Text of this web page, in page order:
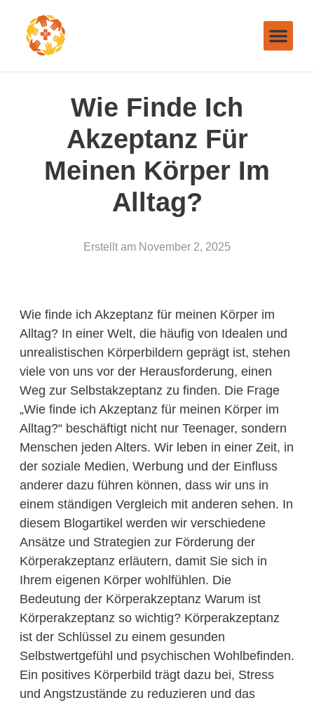
Wie Finde Ich
Akzeptanz Für
Meinen Körper Im
Alltag?
Erstellt am November 2, 2025
Wie finde ich Akzeptanz für meinen Körper im
Alltag? In einer Welt, die häufig von Idealen und
unrealistischen Körperbildern geprägt ist, stehen
viele von uns vor der Herausforderung, einen
Weg zur Selbstakzeptanz zu finden. Die Frage
„Wie finde ich Akzeptanz für meinen Körper im
Alltag?“ beschäftigt nicht nur Teenager, sondern
Menschen jeden Alters. Wir leben in einer Zeit, in
der soziale Medien, Werbung und der Einfluss
anderer dazu führen können, dass wir uns in
einem ständigen Vergleich mit anderen sehen. In
diesem Blogartikel werden wir verschiedene
Ansätze und Strategien zur Förderung der
Körperakzeptanz erläutern, damit Sie sich in
Ihrem eigenen Körper wohlfühlen. Die
Bedeutung der Körperakzeptanz Warum ist
Körperakzeptanz so wichtig? Körperakzeptanz
ist der Schlüssel zu einem gesunden
Selbstwertgefühl und psychischen Wohlbefinden.
Ein positives Körperbild trägt dazu bei, Stress
und Angstzustände zu reduzieren und das